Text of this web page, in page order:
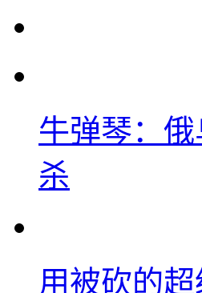
牛弹琴：
杀
用被砍的